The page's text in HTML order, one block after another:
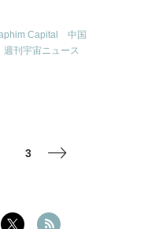
Capital
中国
週刊宇宙ニュース
3 >